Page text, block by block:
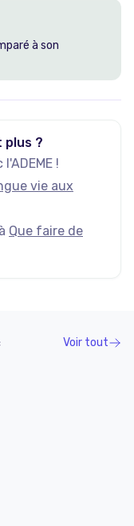
à son
plus ?
!
vie aux
Que faire de
Voir tout